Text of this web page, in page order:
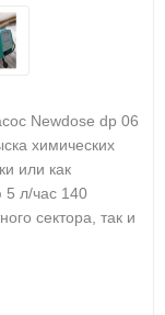
Newdose dp 06
химических
или как
5 л/час 140
сектора, так и